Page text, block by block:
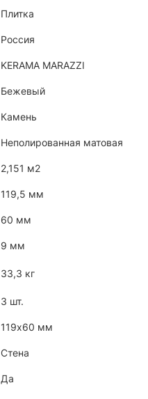
Плитка
Россия
KERAMA MARAZZI
Бежевый
Камень
Неполированная матовая
2,151 м2
119,5 мм
60 мм
9 мм
33,3 кг
3 шт.
119x60 мм
Стена
Да